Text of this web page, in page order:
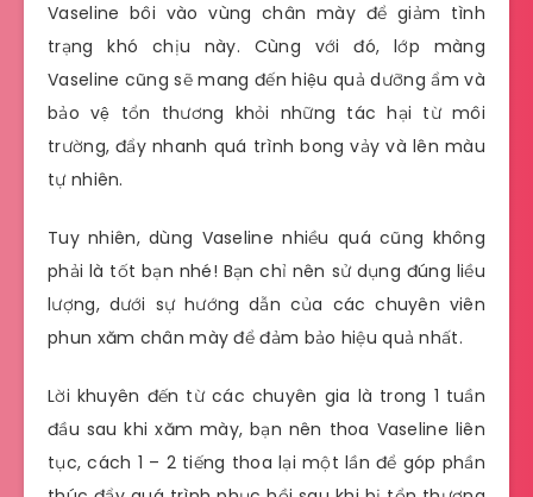
Vaseline bôi vào vùng chân mày để giảm tình
trạng khó chịu này. Cùng với đó, lớp màng
Vaseline cũng sẽ mang đến hiệu quả dưỡng ẩm và
bảo vệ tổn thương khỏi những tác hại từ môi
trường, đẩy nhanh quá trình bong vảy và lên màu
tự nhiên.
Tuy nhiên, dùng Vaseline nhiều quá cũng không
phải là tốt bạn nhé! Bạn chỉ nên sử dụng đúng liều
lượng, dưới sự hướng dẫn của các chuyên viên
phun xăm chân mày để đảm bảo hiệu quả nhất.
Lời khuyên đến từ các chuyên gia là trong 1 tuần
đầu sau khi xăm mày, bạn nên thoa Vaseline liên
tục, cách 1 – 2 tiếng thoa lại một lần để góp phần